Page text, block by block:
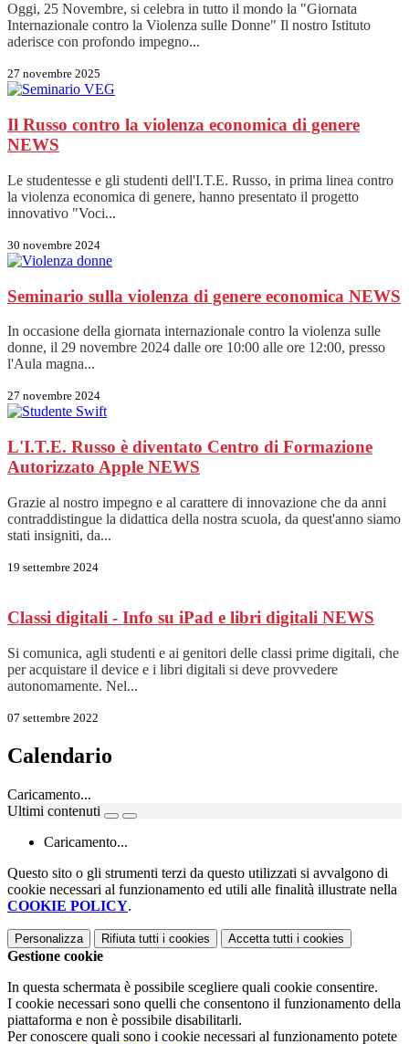
Oggi, 25 Novembre, si celebra in tutto il mondo la "Giornata
Internazionale contro la Violenza sulle Donne" Il nostro Istituto
aderisce con profondo impegno...
27 novembre 2025
Il Russo contro la violenza economica di genere
NEWS
Le studentesse e gli studenti dell'I.T.E. Russo, in prima linea contro
la violenza economica di genere, hanno presentato il progetto
innovativo "Voci...
30 novembre 2024
Seminario sulla violenza di genere economica NEWS
In occasione della giornata internazionale contro la violenza sulle
donne, il 29 novembre 2024 dalle ore 10:00 alle ore 12:00, presso
l'Aula magna...
27 novembre 2024
L'I.T.E. Russo è diventato Centro di Formazione
Autorizzato Apple NEWS
Grazie al nostro impegno e al carattere di innovazione che da anni
contraddistingue la didattica della nostra scuola, da quest'anno siamo
stati insigniti, da...
19 settembre 2024
Classi digitali - Info su iPad e libri digitali NEWS
Si comunica, agli studenti e ai genitori delle classi prime digitali, che
per acquistare il device e i libri digitali si deve provvedere
autonomamente. Nel...
07 settembre 2022
Calendario
Caricamento...
Ultimi contenuti
Caricamento...
Questo sito o gli strumenti terzi da questo utilizzati si avvalgono di
cookie necessari al funzionamento ed utili alle finalità illustrate nella
COOKIE POLICY.
Personalizza Rifiuta tutti i cookies Accetta tutti i cookies
Gestione cookie
In questa schermata è possibile scegliere quali cookie consentire.
I cookie necessari sono quelli che consentono il funzionamento della
piattaforma e non è possibile disabilitarli.
Per conoscere quali sono i cookie necessari al funzionamento potete